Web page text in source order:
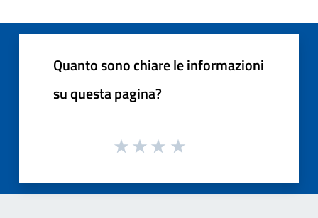
Quanto sono chiare le informazioni
su questa pagina?